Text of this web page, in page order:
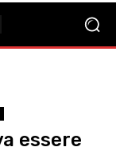
essere